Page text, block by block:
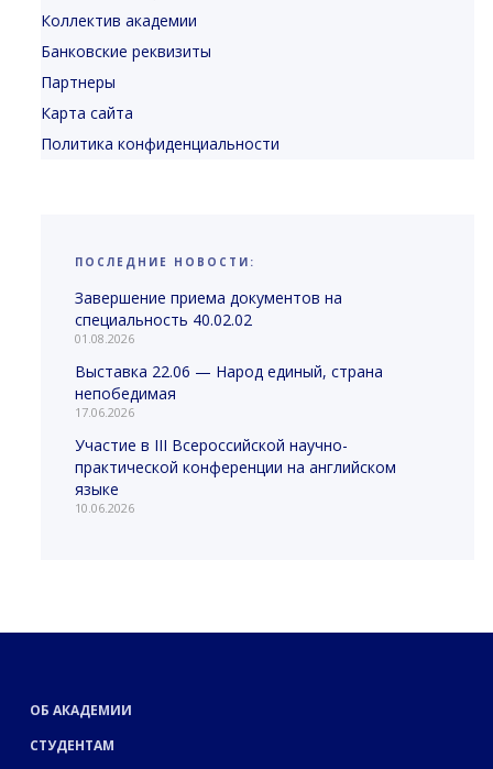
Коллектив академии
Банковские реквизиты
Партнеры
Карта сайта
Политика конфиденциальности
ПОСЛЕДНИЕ НОВОСТИ:
Завершение приема документов на
специальность 40.02.02
01.08.2026
Выставка 22.06 — Народ единый, страна
непобедимая
17.06.2026
Участие в III Всероссийской научно-
практической конференции на английском
языке
10.06.2026
ОБ АКАДЕМИИ
СТУДЕНТАМ